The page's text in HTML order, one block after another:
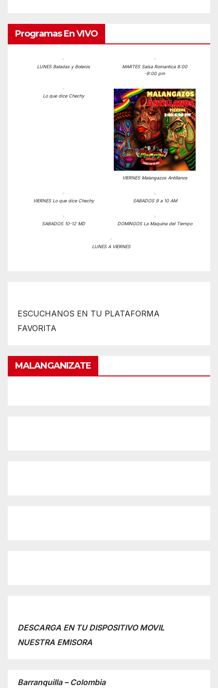
Programas En VIVO
LUNES Baladas y Boleros
MARTES Salsa Romantica 8:00
-9:00 pm
Lo que dice Chechy
VIERNES Malangazos Antillanos
VIERNES Lo que dice Chechy SABADOS 9 a 10 AM
SABADOS 10-12 MD DOMINGOS La Maquina del Tiempo
LUNES A VIERNES
ESCUCHANOS EN TU PLATAFORMA
FAVORITA
MALANGANIZATE
DESCARGA EN TU DISPOSITIVO MOVIL
NUESTRA EMISORA
Barranquilla – Colombia